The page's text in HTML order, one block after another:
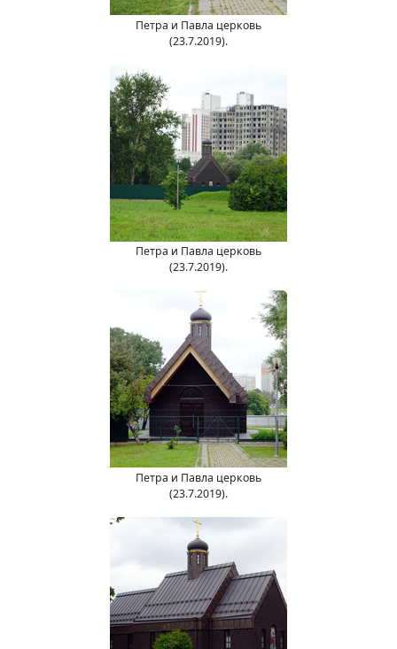
Петра и Павла церковь
(23.7.2019).
Петра и Павла церковь
(23.7.2019).
Петра и Павла церковь
(23.7.2019).